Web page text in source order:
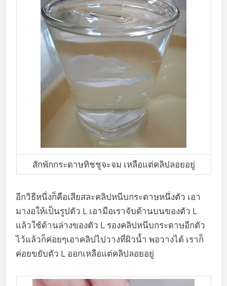
สักพักกระดาษทิชชูจะจม เหลือแต่คลิปลอยอยู่
อีกวิธีหนึ่งก็คือเสียสละคลิปหนีบกระดาษหนึ่งตัว เอา
มางอให้เป็นรูปตัว L เอามือเราจับด้านบนของตัว L
แล้วใช้ด้านล่างของตัว L รองคลิปหนีบกระดาษอีกตัว
ไว้แล้วก็ค่อยๆเอาคลิปไปวางที่ผิวน้ำ พอวางได้ เราก็
ค่อยขยับตัว L ออกเหลือแต่คลิปลอยอยู่